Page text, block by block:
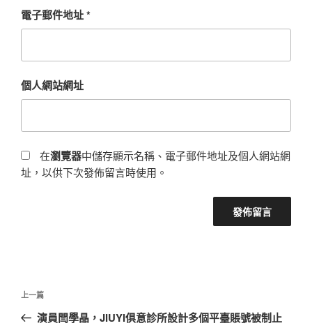
電子郵件地址*
個人網站網址
在瀏覽器中儲存顯示名稱、電子郵件地址及個人網站網
址，以供下次發佈留言時使用。
文
上
一
上一篇
演員閆學晶，JIUYI俱意診所設計多個平臺賬號被制止